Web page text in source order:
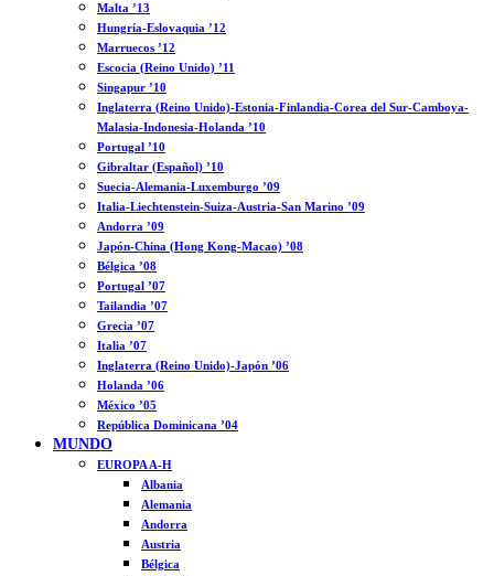
Malta ’13
Hungría-Eslovaquia ’12
Marruecos ’12
Escocia (Reino Unido) ’11
Singapur ’10
Inglaterra (Reino Unido)-Estonia-Finlandia-Corea del Sur-Camboya-
Malasia-Indonesia-Holanda ’10
Portugal ’10
Gibraltar (Español) ’10
Suecia-Alemania-Luxemburgo ’09
Italia-Liechtenstein-Suiza-Austria-San Marino ’09
Andorra ’09
Japón-China (Hong Kong-Macao) ’08
Bélgica ’08
Portugal ’07
Tailandia ’07
Grecia ’07
Italia ’07
Inglaterra (Reino Unido)-Japón ’06
Holanda ’06
México ’05
República Dominicana ’04
MUNDO
EUROPA A-H
Albania
Alemania
Andorra
Austria
Bélgica